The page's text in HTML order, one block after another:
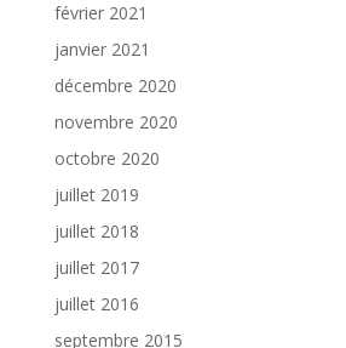
février 2021
janvier 2021
décembre 2020
novembre 2020
octobre 2020
juillet 2019
juillet 2018
juillet 2017
juillet 2016
septembre 2015